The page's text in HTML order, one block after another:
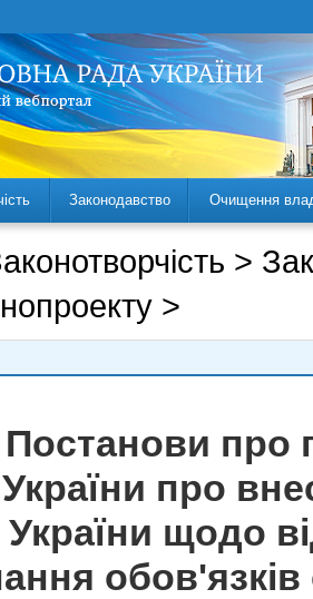
Законодавство Очищення
>
>
про
про
України щодо